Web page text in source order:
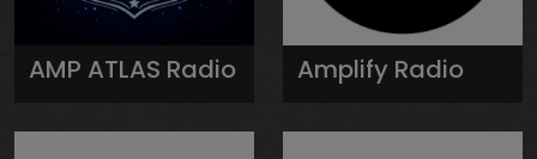
AMP ATLAS Radio Amplify Radio